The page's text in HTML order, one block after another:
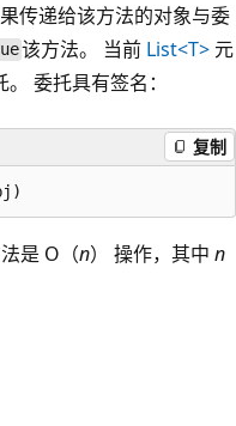
传递给该方法的对象与委
该方法。 当前 List<T> 元
。 委托具有签名：
复制
是 O（n） 操作，其中 n